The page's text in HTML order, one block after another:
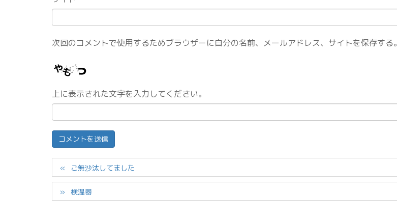
次回のコメントで使用するためブラウザーに自分の名前、メールアドレス、サイトを保存する。
上に表示された文字を入力してください。
ご無沙汰してました
検温器